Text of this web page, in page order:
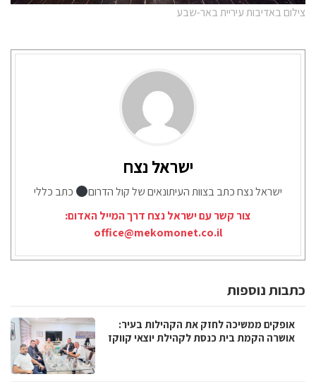
צילום באדיבות עיריית באר-שבע
ישראל נצח
ישראל נצח כתב בצוות העיתונאים של קול הדרום
כתב כללי
צור קשר עם ישראל נצח דרך המייל האדום:
office@mekomonet.co.il
כתבות נוספות
אופקים ממשיכה לחזק את הקהילות בעיר:
אושרה הקמת בית כנסת לקהילת יוצאי קווקז